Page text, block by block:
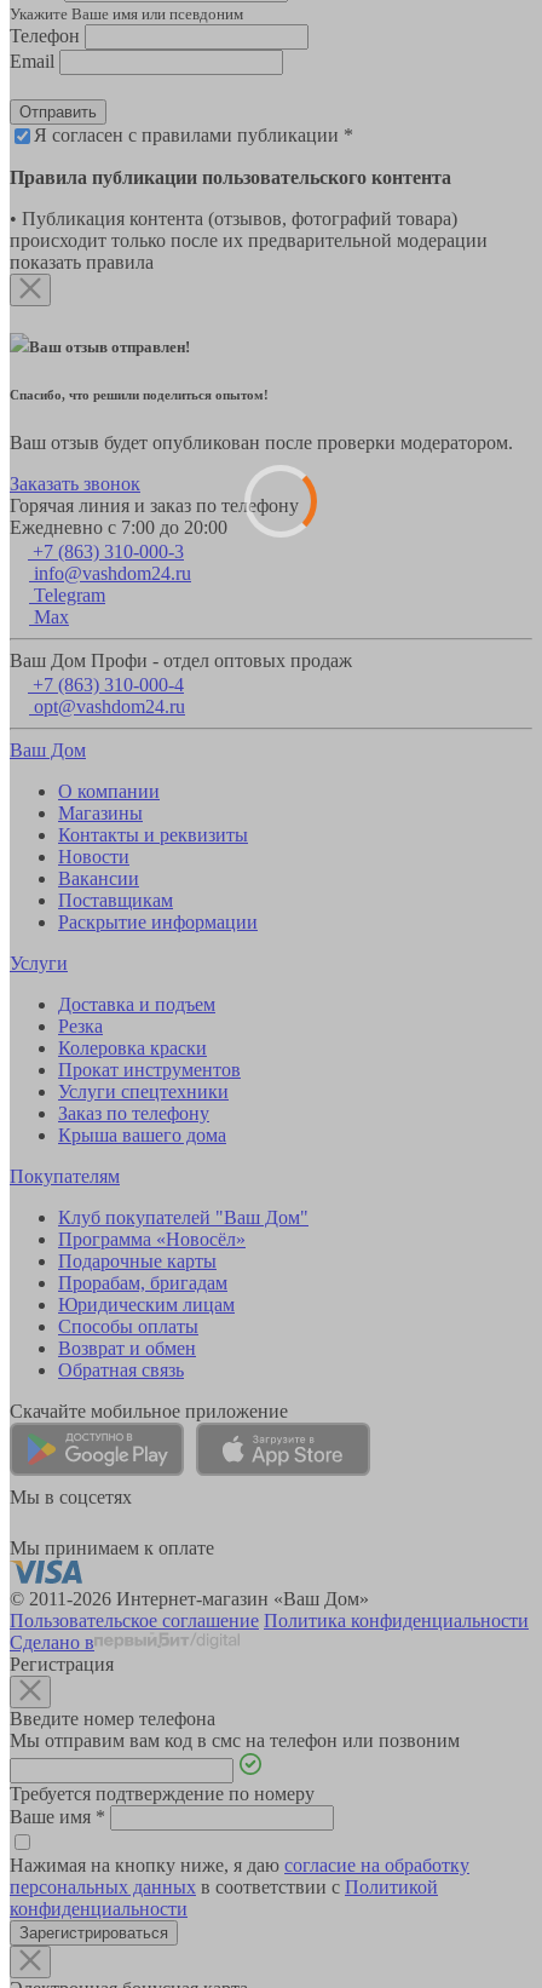
Укажите Ваше имя или псевдоним
Телефон
Email
Отправить
Я согласен с правилами публикации *
Правила публикации пользовательского контента
• Публикация контента (отзывов, фотографий товара)
происходит только после их предварительной модерации
показать правила
Ваш отзыв отправлен!
Спасибо, что решили поделиться опытом!
Ваш отзыв будет опубликован после проверки модератором.
Заказать звонок
Горячая линия и заказ по телефону
Ежедневно с 7:00 до 20:00
+7 (863) 310-000-3
info@vashdom24.ru
Telegram
Max
Ваш Дом Профи - отдел оптовых продаж
+7 (863) 310-000-4
opt@vashdom24.ru
Ваш Дом
О компании
Магазины
Контакты и реквизиты
Новости
Вакансии
Поставщикам
Раскрытие информации
Услуги
Доставка и подъем
Резка
Колеровка краски
Прокат инструментов
Услуги спецтехники
Заказ по телефону
Крыша вашего дома
Покупателям
Клуб покупателей "Ваш Дом"
Программа «Новосёл»
Подарочные карты
Прорабам, бригадам
Юридическим лицам
Способы оплаты
Возврат и обмен
Обратная связь
Скачайте мобильное приложение
Мы в соцсетях
Мы принимаем к оплате
© 2011-2026 Интернет-магазин «Ваш Дом»
Пользовательское соглашение Политика конфиденциальности
Сделано в
Регистрация
Введите номер телефона
Мы отправим вам код в смс на телефон или позвоним
Требуется подтверждение по номеру
Ваше имя *
Нажимая на кнопку ниже, я даю согласие на обработку
персональных данных в соответствии с Политикой
конфиденциальности
Зарегистрироваться